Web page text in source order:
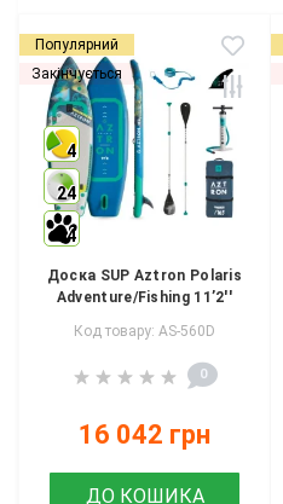
Популярний
Закінчується
4
24
4
Доска SUP Aztron Polaris
Adventure/Fishing 11’2''
Код товару: AS-560D
0
16 042 грн
ДО КОШИКА